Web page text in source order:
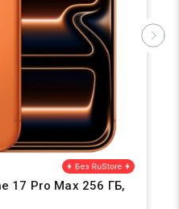
17 Pro Max 256 ГБ,